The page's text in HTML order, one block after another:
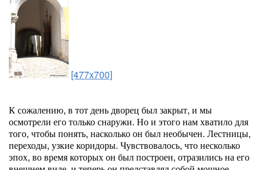
[477x700]
К сожалению, в тот день дворец был закрыт, и мы
осмотрели его только снаружи. Но и этого нам хватило для
того, чтобы понять, насколько он был необычен. Лестницы,
переходы, узкие коридоры. Чувствовалось, что несколько
эпох, во время которых он был построен, отразились на его